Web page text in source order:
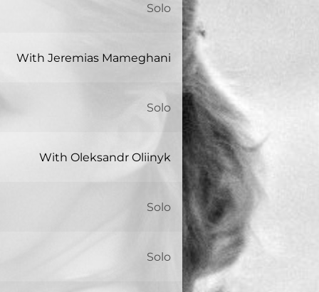
Solo
With Jeremias Mameghani
Solo
With Oleksandr Oliinyk
Solo
Solo